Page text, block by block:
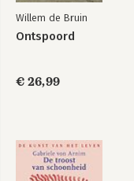
Willem de Bruin
Ontspoord
€ 26,99